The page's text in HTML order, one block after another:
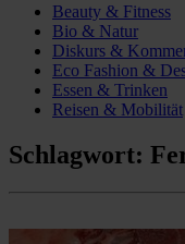
Beauty & Fitness
Bio & Natur
Diskurs &
Eco Fashion &
Essen & Trinken
Reisen & Mobilität
Schlagwort: